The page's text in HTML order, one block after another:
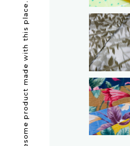
Awesome product made with this place.